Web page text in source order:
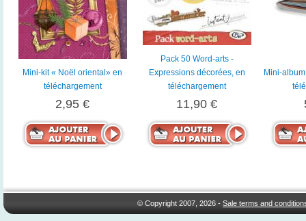
Mini-kit « Noël oriental» en
téléchargement
2,95 €
Pack 50 Word-arts -
Expressions décorées, en
téléchargement
11,90 €
Mini-
© Copyright 2007, 2026 -Sale terms and